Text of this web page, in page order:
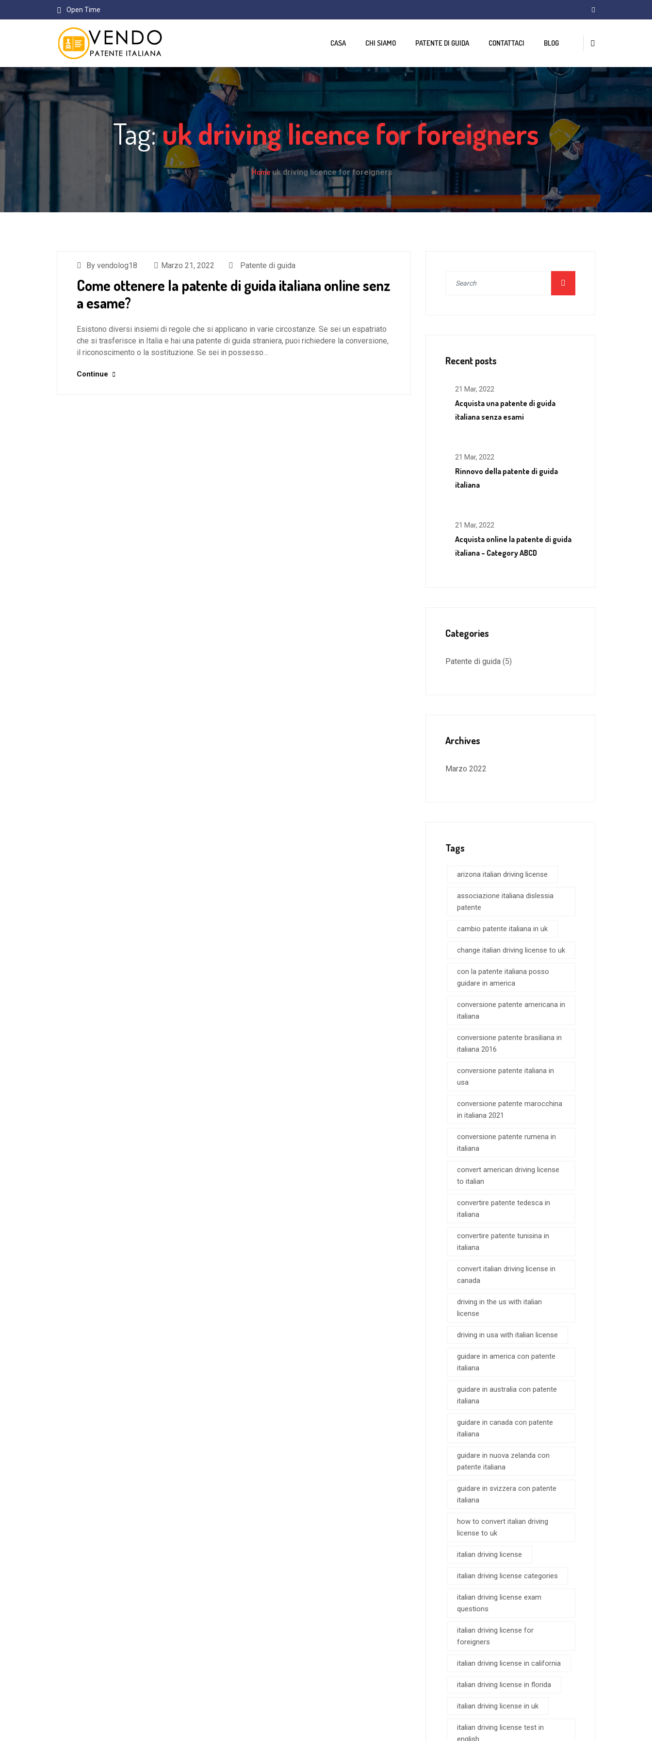
Open Time
CASA CHI SIAMO PATENTE DI GUIDA CONTATTACI BLOG
Tag:uk driving licence for foreigners
Homeuk driving licence for foreigners
By vendolog18 Marzo 21, 2022 Patente di guida
Come ottenere la patente di guida italiana online senz
a esame?
Esistono diversi insiemi di regole che si applicano in varie circostanze. Se sei un espatriato
che si trasferisce in Italia e hai una patente di guida straniera, puoi richiedere la conversione,
il riconoscimento o la sostituzione. Se sei in possesso…
Continue
Recent posts
21 Mar, 2022
Acquista una patente di guida
italiana senza esami
21 Mar, 2022
Rinnovo della patente di guida
italiana
21 Mar, 2022
Acquista online la patente di guida
italiana – Category ABCD
Categories
Patente di guida (5)
Archives
Marzo 2022
Tags
arizona italian driving license
associazione italiana dislessia
patente
cambio patente italiana in uk
change italian driving license to uk
con la patente italiana posso
guidare in america
conversione patente americana in
italiana
conversione patente brasiliana in
italiana 2016
conversione patente italiana in
usa
conversione patente marocchina
in italiana 2021
conversione patente rumena in
italiana
convert american driving license
to italian
convertire patente tedesca in
italiana
convertire patente tunisina in
italiana
convert italian driving license in
canada
driving in the us with italian
license
driving in usa with italian license
guidare in america con patente
italiana
guidare in australia con patente
italiana
guidare in canada con patente
italiana
guidare in nuova zelanda con
patente italiana
guidare in svizzera con patente
italiana
how to convert italian driving
license to uk
italian driving license
italian driving license categories
italian driving license exam
questions
italian driving license for
foreigners
italian driving license in california
italian driving license in florida
italian driving license in uk
italian driving license test in
english